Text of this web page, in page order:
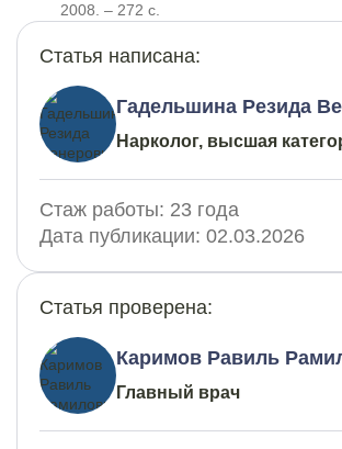
2008. – 272 с.
Статья написана:
Гадельшина Резида
Нарколог, высшая
Стаж работы: 23 года
Дата публикации: 02.03.2026
Статья проверена:
Каримов Равиль
Главный врач